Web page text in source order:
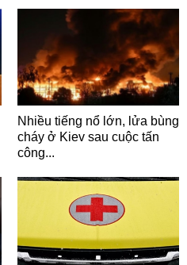
Nhiều tiếng nổ lớn, lửa bùng
cháy ở Kiev sau cuộc tấn
công...